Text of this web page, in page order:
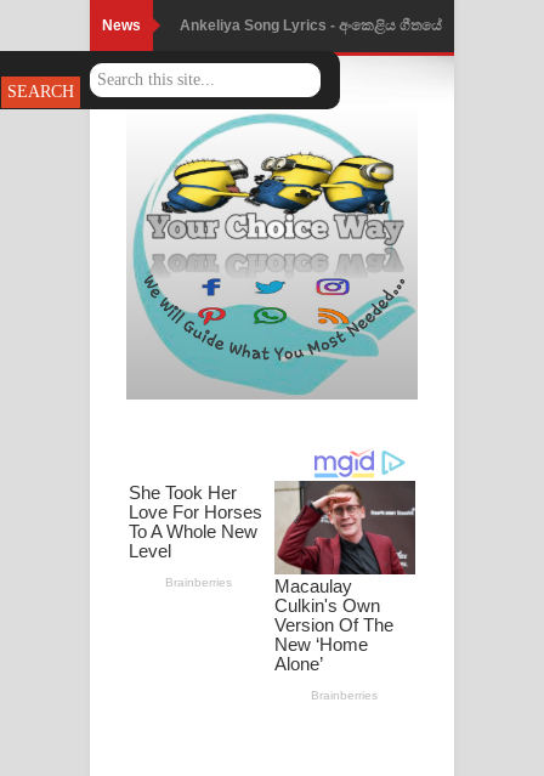
News Ankeliya Song Lyrics - අංකෙළිය ගීතයේ
පද පෙළ
DEAR GOD Song Lyrics - ඩියර් ගෝඩ්
ගීතයේ පද පෙළ
MANAMALA KATHA Song Lyrics -
මනමාල කතා ගීතයේ පද පෙළ
Dai Dai Lyrics - Shakira, Burna Boy |
2026 football world cup song lyrics
අම්මා ගීතයේ පද පෙළ
Gemak Deela Song Lyrics - ගේමක් දීලා
ගීතයේ පද පෙළ
Niwuna Numba Hinda Song Lyrics -
නිවුනා නුඹ හින්දා ගීතයේ පද පෙළ